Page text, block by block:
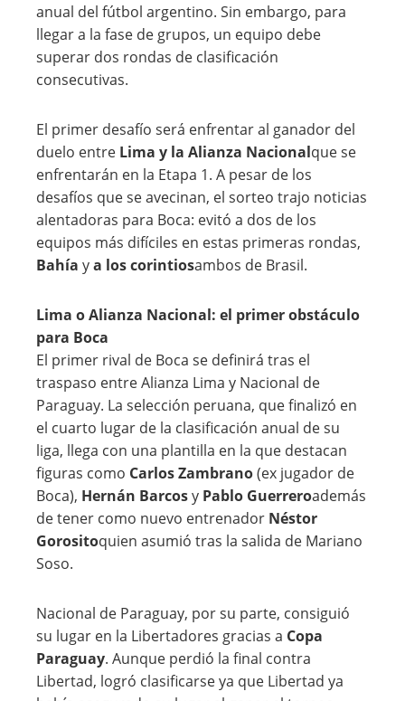
anual del fútbol argentino. Sin embargo, para
llegar a la fase de grupos, un equipo debe
superar dos rondas de clasificación
consecutivas.
El primer desafío será enfrentar al ganador del
duelo entre Lima y la Alianza Nacionalque se
enfrentarán en la Etapa 1. A pesar de los
desafíos que se avecinan, el sorteo trajo noticias
alentadoras para Boca: evitó a dos de los
equipos más difíciles en estas primeras rondas,
Bahía ya los corintiosambos de Brasil.
Lima o Alianza Nacional: el primer obstáculo
para Boca
El primer rival de Boca se definirá tras el
traspaso entre Alianza Lima y Nacional de
Paraguay. La selección peruana, que finalizó en
el cuarto lugar de la clasificación anual de su
liga, llega con una plantilla en la que destacan
figuras como Carlos Zambrano(ex jugador de
Boca), Hernán Barcosy Pablo Guerreroademás
de tener como nuevo entrenador Néstor
Gorositoquien asumió tras la salida de Mariano
Soso.
Nacional de Paraguay, por su parte, consiguió
su lugar en la Libertadores gracias a Copa
Paraguay. Aunque perdió la final contra
Libertad, logró clasificarse ya que Libertad ya